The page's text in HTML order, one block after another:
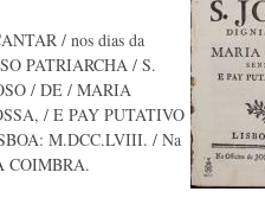
/ nos dias da
PATRIARCHA / S.
/ DE / MARIA
/ E PAY PUTATIVO
M.DCC.LVIII. / Na
COIMBRA.